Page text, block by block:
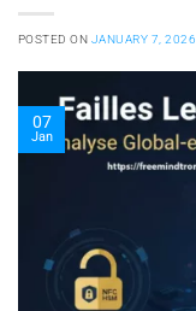
POSTED ON JANUARY 7, 2026
07
Jan